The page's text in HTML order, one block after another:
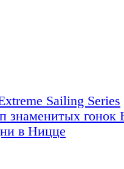
Sailing Series
знаменитых гонок
в Ницце